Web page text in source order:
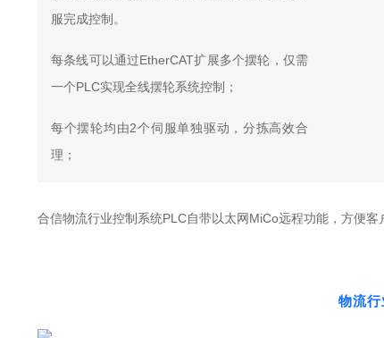
服完成控制。
每条线可以通过EtherCAT扩展多个摆轮，仅需
一个PLC实现全线摆轮系统控制；
每个摆轮均由2个伺服单独驱动，分拣高效合
理；
合信物流行业控制系统PLC自带以太网MiCo远程功能，方便客
物流